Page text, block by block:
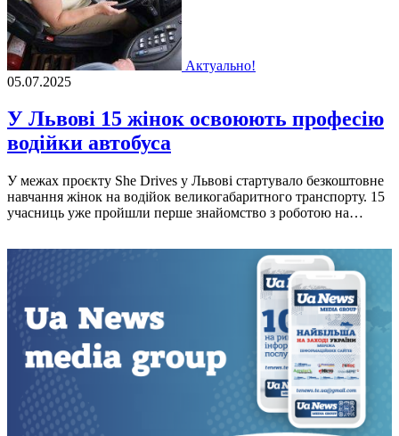
Актуально!
05.07.2025
У Львові 15 жінок освоюють професію
водійки автобуса
У межах проєкту She Drives у Львові стартувало безкоштовне
навчання жінок на водійок великогабаритного транспорту. 15
учасниць уже пройшли перше знайомство з роботою на…